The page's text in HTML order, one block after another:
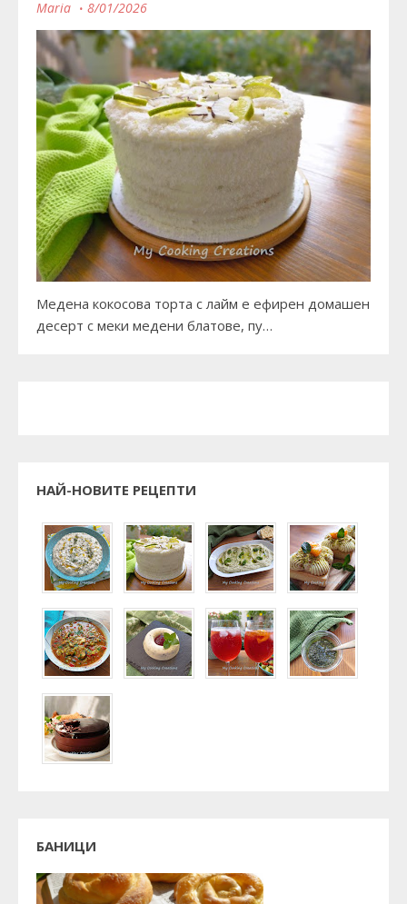
Maria 8/01/2026
Медена кокосова торта с лайм е ефирен домашен
десерт с меки медени блатове, пу…
НАЙ-НОВИТЕ РЕЦЕПТИ
БАНИЦИ